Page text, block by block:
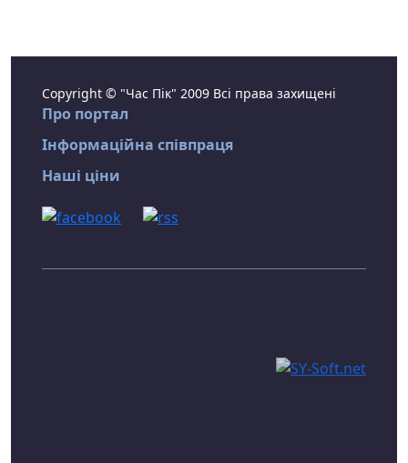
Copyright © "Час Пік" 2009 Всі права захищені
Про портал
Інформаційна співпраця
Наші ціни